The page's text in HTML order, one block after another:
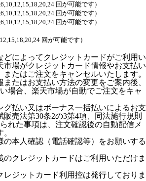
回が可能です）
回が可能です）
回が可能です）
回が可能です）
どによってクレジットカードがご利用い
市場がクレジットカード情報やお支払い
たはご注文をキャンセルいたします。
たはお支払い方法の変更をご案内後、
場合、楽天市場が自動でご注文をキャ
グ払い又はボーナス一括払いによるお支
売法第30条2の3第4項、同法施行規則
れた事項は、注文確認後の自動配信メ
本人確認（電話確認等）をお願いする
クレジットカードはご利用いただけま
ジットカード利用控は発行しておりま